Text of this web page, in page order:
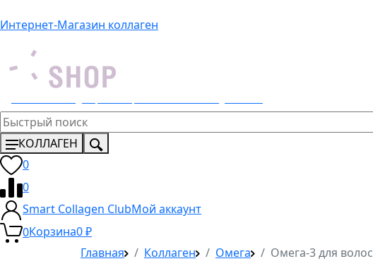
Интернет-Магазин коллаген
КОЛЛАГЕН
0
0
Smart Collagen ClubМой аккаунт
0Корзина0₽
Главная
Коллаген Омега Омега-3 для волос